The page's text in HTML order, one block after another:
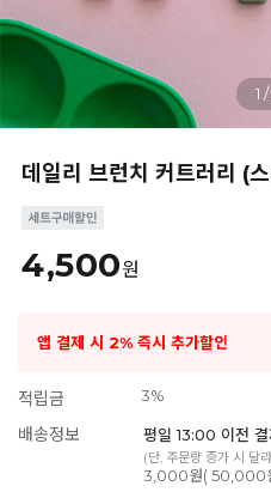
1 /
데일리 브런치 커트러리 (
4,500원
앱 결제 시 2% 즉시 추가할인
적립금 3%
배송정보 평일 13:00 이전 결
(단, 주문량 증가 시 달
3,000원( 50,000